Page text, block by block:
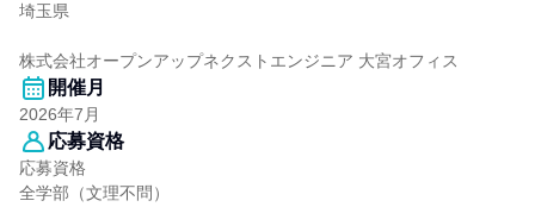
埼玉県
株式会社オープンアップネクストエンジニア 大宮オフィス
開催月
2026年7月
応募資格
応募資格
全学部（文理不問）